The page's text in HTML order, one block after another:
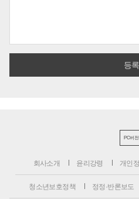
PC버전
회사소개 윤리강령 개인
청소년보호정책 정정·반론보도